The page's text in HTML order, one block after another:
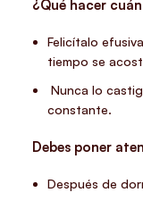
¿Qué hacer
Felicítalo
tiempo se
Nunca lo
constante.
Debes poner
Después de